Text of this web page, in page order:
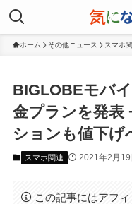
ホーム その他ニュース スマホ
BIGLOBEモバ
金プランを発表
ションも値下げ
スマホ関連 2021年2月19
この記事にはアフ